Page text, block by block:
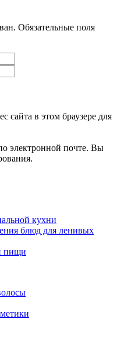
Обязательные поля
сайта в этом браузере для
электронной почте. Вы
кухни
блюд для ленивых
пищи